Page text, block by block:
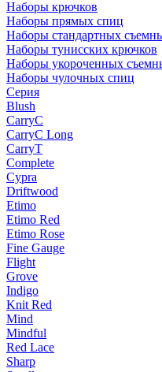
Наборы крючков
Наборы прямых спиц
Наборы стандартных
Наборы тунисских крючков
Наборы укороченных
Наборы чулочных спиц
Серия
Blush
CarryC
CarryC Long
CarryT
Complete
Cypra
Driftwood
Etimo
Etimo Red
Etimo Rose
Fine Gauge
Flight
Grove
Indigo
Knit Red
Mind
Mindful
Red Lace
Sharp